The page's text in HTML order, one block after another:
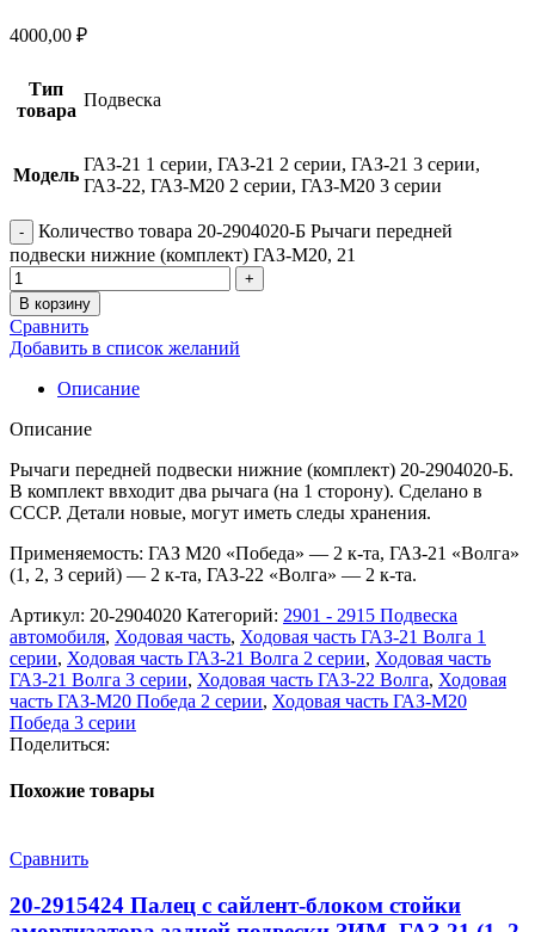
4000,00 ₽
Тип
товара
Подвеска
Модель
ГАЗ-21 1 серии, ГАЗ-21 2 серии, ГАЗ-21 3 серии,
ГАЗ-22, ГАЗ-М20 2 серии, ГАЗ-М20 3 серии
Количество товара 20-2904020-Б Рычаги передней
подвески нижние (комплект) ГАЗ-М20, 21
В корзину
Сравнить
Добавить в список желаний
Описание
Описание
Рычаги передней подвески нижние (комплект) 20-2904020-Б.
В комплект ввходит два рычага (на 1 сторону). Сделано в
СССР. Детали новые, могут иметь следы хранения.
Применяемость: ГАЗ М20 «Победа» — 2 к-та, ГАЗ-21 «Волга»
(1, 2, 3 серий) — 2 к-та, ГАЗ-22 «Волга» — 2 к-та.
Артикул: 20-2904020 Категорий: 2901 - 2915 Подвеска
автомобиля, Ходовая часть, Ходовая часть ГАЗ-21 Волга 1
серии, Ходовая часть ГАЗ-21 Волга 2 серии, Ходовая часть
ГАЗ-21 Волга 3 серии, Ходовая часть ГАЗ-22 Волга, Ходовая
часть ГАЗ-М20 Победа 2 серии, Ходовая часть ГАЗ-М20
Победа 3 серии
Поделиться:
Похожие товары
Сравнить
20-2915424 Палец с сайлент-блоком стойки